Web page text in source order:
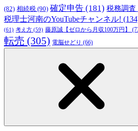
(82) 相続税 (90) 確定申告 (181) 税務調査
税理士河南のYouTubeチャンネル!
(61) 考え方 (59) 藤原誠【ゼロから月収100万円】
転売 (305) 電脳せどり (66)